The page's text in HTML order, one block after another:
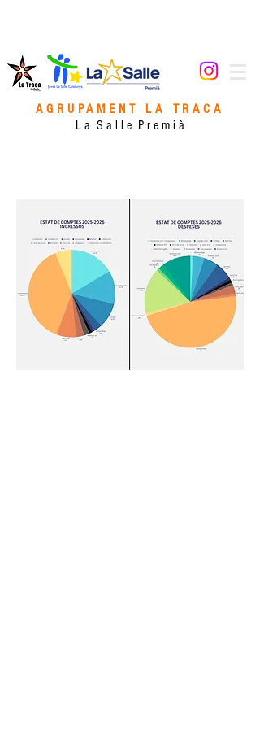
AGRUPAMENT LA TRACA
L a S a l l e P r e m i à